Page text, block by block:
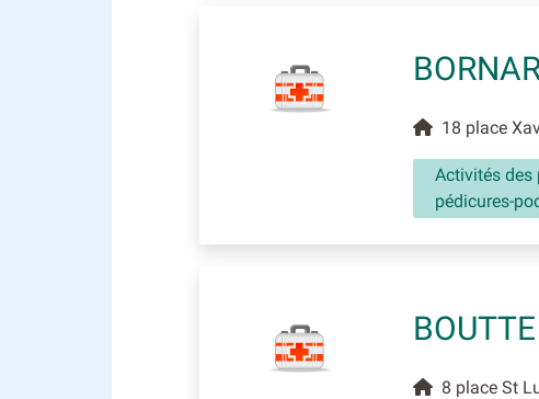
18 place
Activités des
pédicures-
8 place St